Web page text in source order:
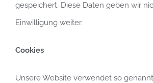
gespeichert. Diese Daten geben wir
Einwilligung weiter.
Cookies
Unsere Website verwendet so